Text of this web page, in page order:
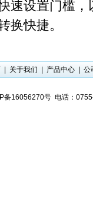
速设置门槛
换快捷。
关于我们 产品中心 |公
备16056270号 电话：